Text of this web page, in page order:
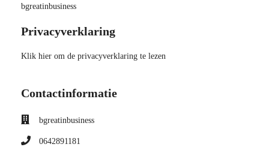
bgreatinbusiness
Privacyverklaring
Klik hier om de privacyverklaring te lezen
Contactinformatie
bgreatinbusiness
0642891181